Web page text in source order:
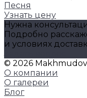
Песня
Узнать цену
Нужна
Подробно
и условиях
© 2026
О компании
О галереи
Блог